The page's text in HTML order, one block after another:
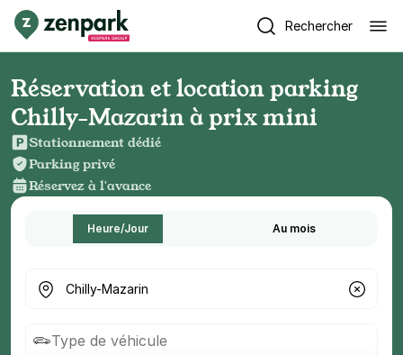
Rechercher
Réservation et location parking
Chilly-Mazarin à prix mini
Stationnement dédié
Parking privé
Réservez à l'avance
Heure/Jour Au mois
Où cherchez-vous un parking ?
Type de véhicule